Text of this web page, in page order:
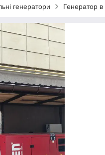
генератори Генератор